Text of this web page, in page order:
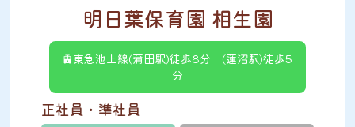
明日葉保育園 相生園
🚊東急池上線(蒲田駅)徒歩8分 (蓮沼駅)徒歩5
分
正社員・準社員